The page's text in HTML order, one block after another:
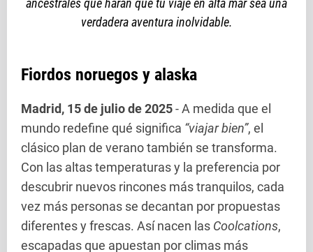
verdadera aventura inolvidable.
Fiordos noruegos y alaska
Madrid, 15 de julio de 2025- A medida que el
mundo redefine qué significa “viajar bien”, el
clásico plan de verano también se transforma.
Con las altas temperaturas y la preferencia por
descubrir nuevos rincones más tranquilos, cada
vez más personas se decantan por propuestas
diferentes y frescas. Así nacen las Coolcations,
escapadas que apuestan por climas más